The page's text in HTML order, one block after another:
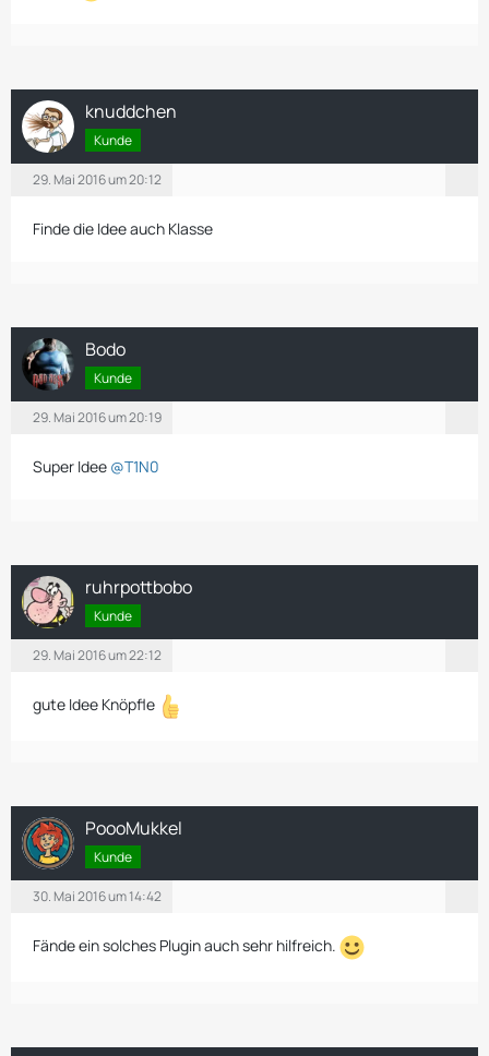
knuddchen
Kunde
29. Mai 2016 um 20:12
Finde die Idee auch Klasse
Bodo
Kunde
29. Mai 2016 um 20:19
Super Idee @T1N0
ruhrpottbobo
Kunde
29. Mai 2016 um 22:12
gute Idee Knöpfle
PoooMukkel
Kunde
30. Mai 2016 um 14:42
Fände ein solches Plugin auch sehr hilfreich.